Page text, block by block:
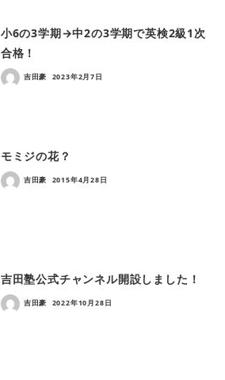
小6の3学期→中2の3学期で英検2級1次
合格！
吉田豪 2023年2月7日
モミジの花？
吉田豪 2015年4月28日
吉田塾公式チャンネル開設しました！
吉田豪 2022年10月28日